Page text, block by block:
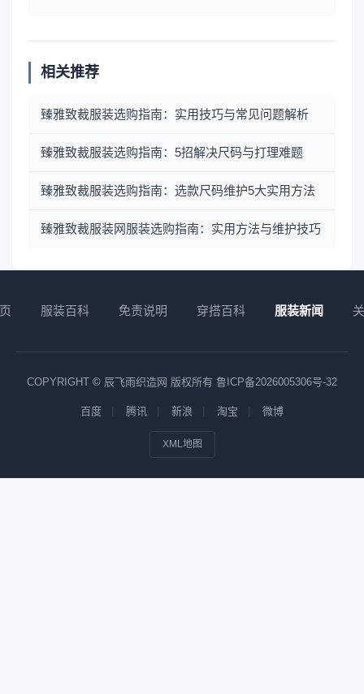
相关推荐
臻雅致裁服装选购指南：实用技巧与常见问题解析
臻雅致裁服装选购指南：5招解决尺码与打理难题
臻雅致裁服装选购指南：选款尺码维护5大实用方法
臻雅致裁服装网服装选购指南：实用方法与维护技巧
服装百科 免责说明 穿搭百科 服装新闻
COPYRIGHT © 辰飞雨织造网 版权所有 鲁ICP备2026005306号-32
百度 腾讯 新浪 淘宝 微博
XML地图